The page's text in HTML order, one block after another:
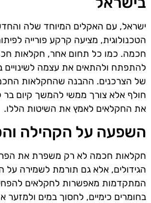
ישראל, עם האקלים המיוחד שלה
הטכנולוגית, מציעה קרקע פורייה
חכמה. כמו כל תחום אחר, חקלאות
להתפתח ולהתאים את עצמה לשינויים
של הצרכנים. ההבנה שהחקלאות
חולף אלא צורך ממשי להמשך קיום בר
את החקלאים לאמץ את השיטות הללו.
השפעה על הקהילה
חקלאות חכמה לא רק משפרת את
הגידולים, אלא גם תורמת לשמירה על
המתקדמות מאפשרות לחקלאים
בחומרים כימיים, לחסוך במים